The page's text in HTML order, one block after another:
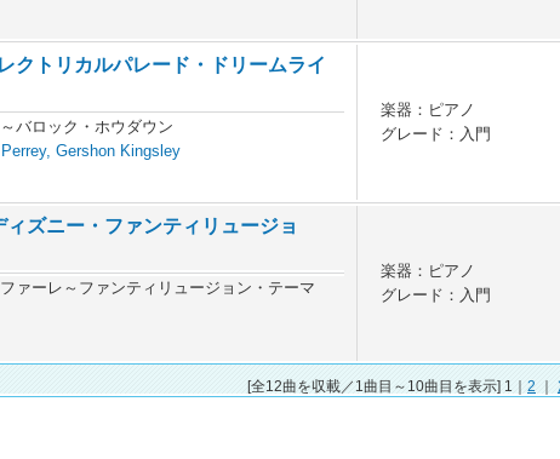
クトリカルパレード・ドリームライ
バロック・ホウダウン
Gershon Kingsley
楽器：ピアノ
グレード：入門
ズニー・ファンティリュージョ
ァーレ～ファンティリュージョン・テーマ
楽器：ピアノ
グレード：入門
[全12曲を収載／1曲目～10曲目を表示] 1｜ 2 ｜